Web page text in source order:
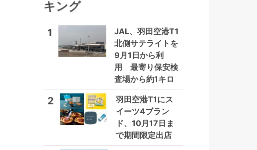
キング
1
JAL、羽田空港T1
北側サテライトを
9月1日から利
用 最寄り保安検
査場から約1キロ
2
羽田空港T1にス
イーツ4ブラン
ド、10月17日ま
で期間限定出店